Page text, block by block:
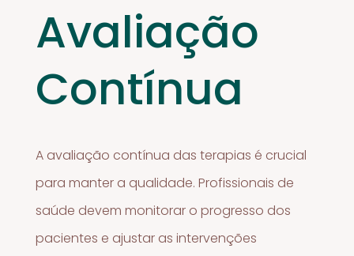
Avaliação
Contínua
A avaliação contínua das terapias é crucial
para manter a qualidade. Profissionais de
saúde devem monitorar o progresso dos
pacientes e ajustar as intervenções